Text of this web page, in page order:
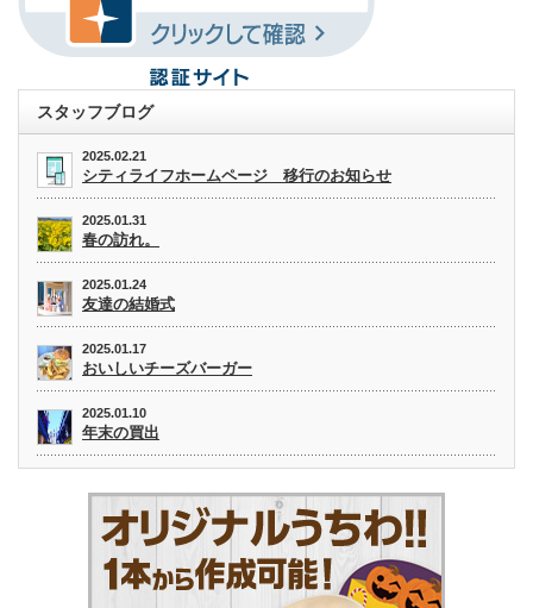
スタッフブログ
2025.02.21
シティライフホームページ 移行のお知らせ
2025.01.31
春の訪れ。
2025.01.24
友達の結婚式
2025.01.17
おいしいチーズバーガー
2025.01.10
年末の買出